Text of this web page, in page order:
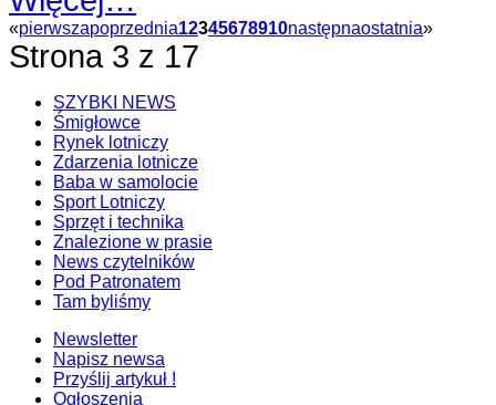
«pierwszapoprzednia12345678910następnaostatnia»
Strona 3 z 17
SZYBKI NEWS
Śmigłowce
Rynek lotniczy
Zdarzenia lotnicze
Baba w samolocie
Sport Lotniczy
Sprzęt i technika
Znalezione w prasie
News czytelników
Pod Patronatem
Tam byliśmy
Newsletter
Napisz newsa
Przyślij artykuł !
Ogłoszenia